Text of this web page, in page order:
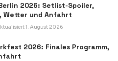
2026: Setlist-Spoiler,
Wetter und Anfahrt
1. August 2026
2026: Finales Programm,